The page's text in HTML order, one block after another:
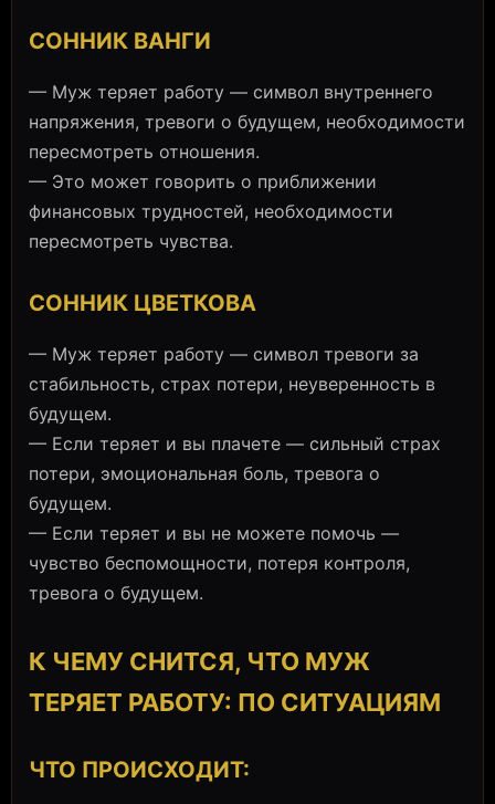
СОННИК ВАНГИ
— Муж теряет работу — символ внутреннего
напряжения, тревоги о будущем, необходимости
пересмотреть отношения.
— Это может говорить о приближении
финансовых трудностей, необходимости
пересмотреть чувства.
СОННИК ЦВЕТКОВА
— Муж теряет работу — символ тревоги за
стабильность, страх потери, неуверенность в
будущем.
— Если теряет и вы плачете — сильный страх
потери, эмоциональная боль, тревога о
будущем.
— Если теряет и вы не можете помочь —
чувство беспомощности, потеря контроля,
тревога о будущем.
К ЧЕМУ СНИТСЯ, ЧТО МУЖ
ТЕРЯЕТ РАБОТУ: ПО СИТУАЦИЯМ
ЧТО ПРОИСХОДИТ: